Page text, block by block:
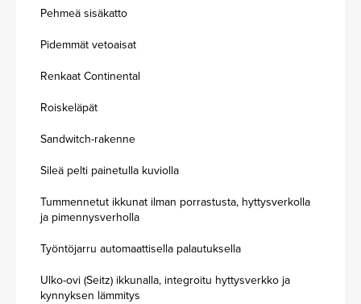
Pehmeä sisäkatto
Pidemmät vetoaisat
Renkaat Continental
Roiskeläpät
Sandwitch-rakenne
Sileä pelti painetulla kuviolla
Tummennetut ikkunat ilman porrastusta, hyttysverkolla
ja pimennysverholla
Työntöjarru automaattisella palautuksella
Ulko-ovi (Seitz) ikkunalla, integroitu hyttysverkko ja
kynnyksen lämmitys